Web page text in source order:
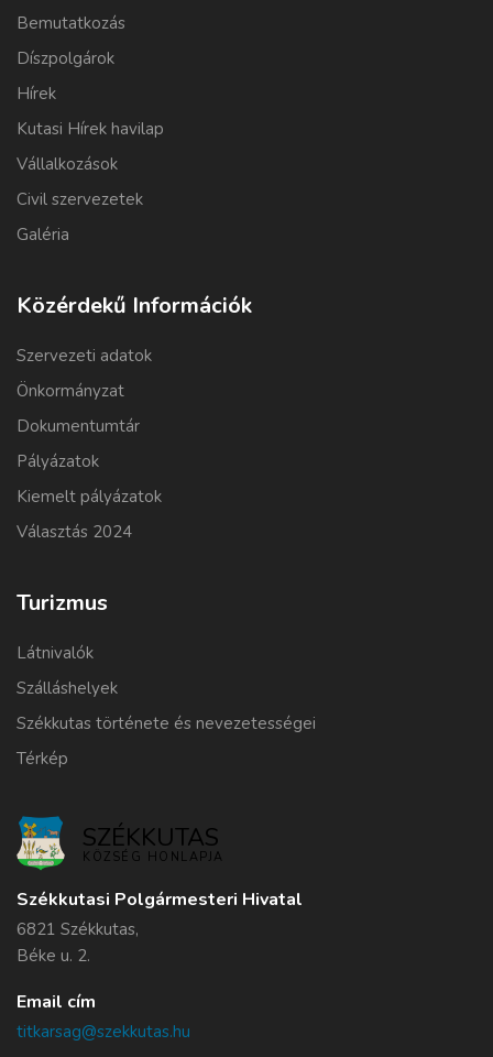
Bemutatkozás
Díszpolgárok
Hírek
Kutasi Hírek havilap
Vállalkozások
Civil szervezetek
Galéria
Közérdekű Információk
Szervezeti adatok
Önkormányzat
Dokumentumtár
Pályázatok
Kiemelt pályázatok
Választás 2024
Turizmus
Látnivalók
Szálláshelyek
Székkutas története és nevezetességei
Térkép
SZÉKKUTAS
KÖZSÉG HONLAPJA
Székkutasi Polgármesteri Hivatal
6821 Székkutas,
Béke u. 2.
Email cím
titkarsag@szekkutas.hu